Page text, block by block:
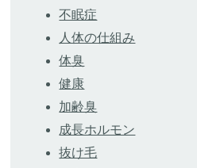
不眠症
人体の仕組み
体臭
健康
加齢臭
成長ホルモン
抜け毛